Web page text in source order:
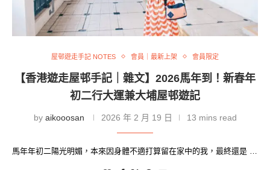
屋邨遊走手記 NOTES 會員｜最新上架 會員限定
【香港遊走屋邨手記｜雜文】2026馬年到！新春年
初二行大運兼大埔屋邨遊記
by aikooosan 2026 年 2 月 19 日 13 mins read
馬年年初二陽光明媚，本來因身體不適打算留在家中的我，最終還是 …